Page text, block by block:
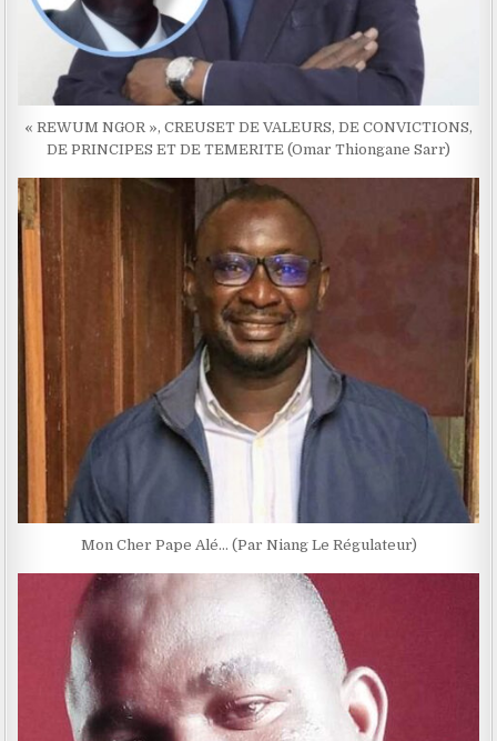
« REWUM NGOR », CREUSET DE VALEURS, DE CONVICTIONS,
DE PRINCIPES ET DE TEMERITE (Omar Thiongane Sarr)
Mon Cher Pape Alé… (Par Niang Le Régulateur)